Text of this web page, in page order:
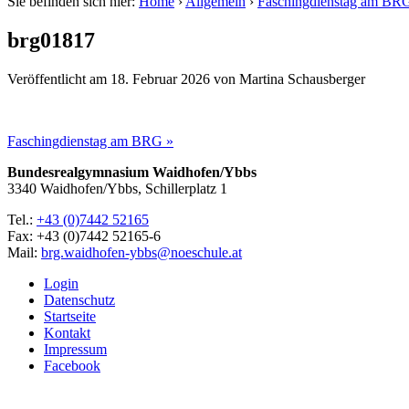
brg01817
Veröffentlicht am 18. Februar 2026 von Martina Schausberger
Faschingdienstag am BRG »
Bundesrealgymnasium Waidhofen/Ybbs
3340 Waidhofen/Ybbs, Schillerplatz 1
Tel.: +43 (0)7442 52165
Fax: +43 (0)7442 52165-6
Mail: brg.waidhofen-ybbs@noeschule.at
Login
Datenschutz
Startseite
Kontakt
Impressum
Facebook